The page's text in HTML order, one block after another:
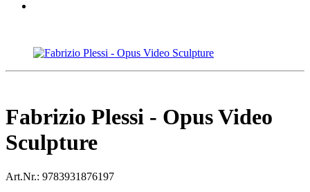
Fabrizio Plessi - Opus Video
Sculpture
Art.Nr.: 9783931876197